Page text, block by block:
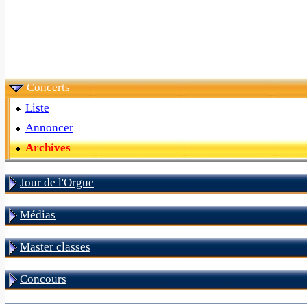
Concerts
Liste
Annoncer
Archives
Jour de l'Orgue
Médias
Master classes
Concours